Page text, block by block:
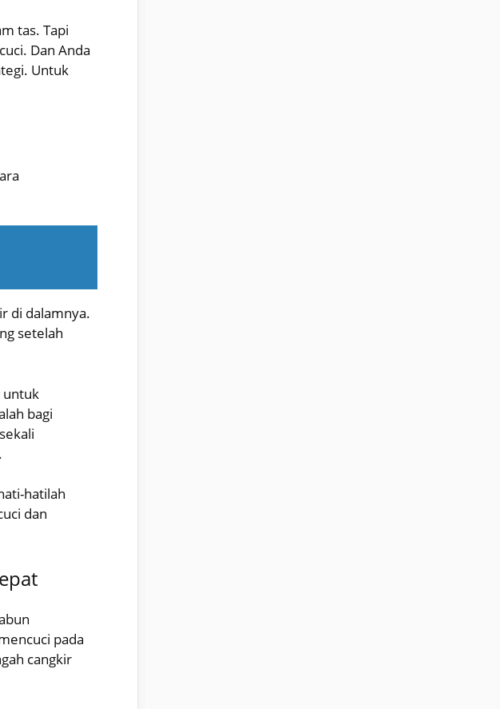
tas. Tapi
Dan Anda
Untuk
di dalamnya.
setelah
untuk
bagi
hatilah
dan
pada
cangkir